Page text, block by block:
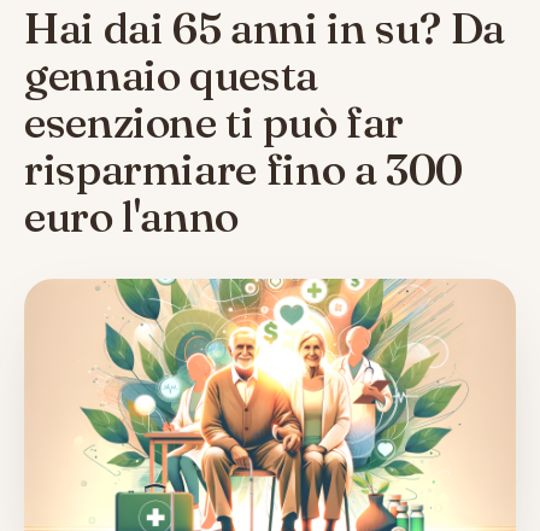
Hai dai 65 anni in su? Da
gennaio questa
esenzione ti può far
risparmiare fino a 300
euro l'anno